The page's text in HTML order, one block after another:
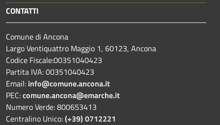
CONTATTI
Comune di Ancona
Largo Ventiquattro Maggio 1, 60123, Ancona
Codice Fiscale:00351040423
Partita IVA: 00351040423
Email: info@comune.ancona.it
PEC:comune.ancona@emarche.it
Numero Verde: 800653413
Centralino Unico:(+39) 0712221